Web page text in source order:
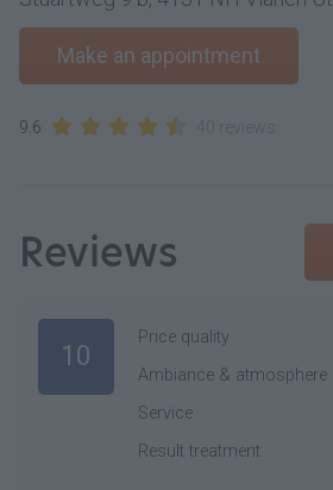
Make an appointment
9.6
Reviews
10
Price quality
Ambiance & atmosphere
Service
Result treatment